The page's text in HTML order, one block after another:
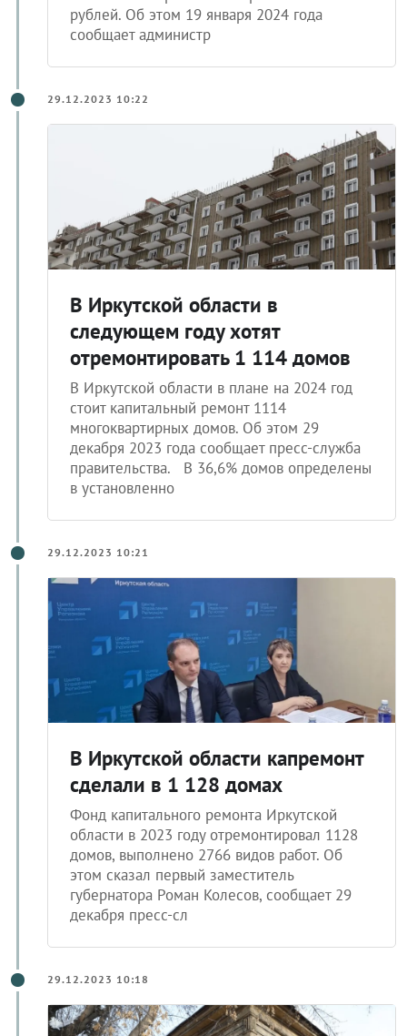
рублей. Об этом 19 января 2024 года
сообщает администр
29.12.2023 10:22
В Иркутской области в
следующем году хотят
отремонтировать 1 114 домов
В Иркутской области в плане на 2024 год
стоит капитальный ремонт 1114
многоквартирных домов. Об этом 29
декабря 2023 года сообщает пресс-служба
правительства. В 36,6% домов определены
в установленно
29.12.2023 10:21
В Иркутской области капремонт
сделали в 1 128 домах
Фонд капитального ремонта Иркутской
области в 2023 году отремонтировал 1128
домов, выполнено 2766 видов работ. Об
этом сказал первый заместитель
губернатора Роман Колесов, сообщает 29
декабря пресс-сл
29.12.2023 10:18